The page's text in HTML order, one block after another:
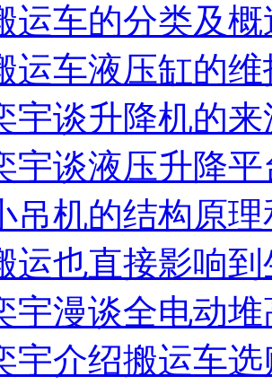
运车的分类及
运车液压缸的
宇谈升降机的
宇谈液压升降
吊机的结构原
运也直接影响
宇漫谈全电动
宇介绍搬运车